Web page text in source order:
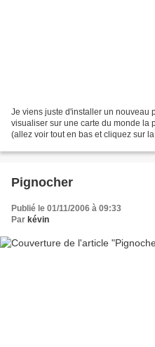
Je viens juste d'installer un nouveau
visualiser sur une carte du monde la
(allez voir tout en bas et cliquez sur
Pignocher
Publié le 01/11/2006 à 09:33
Par kévin